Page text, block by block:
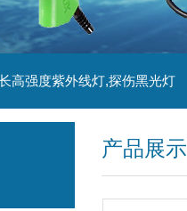
高强度紫外线灯,探伤黑光灯
产品展示